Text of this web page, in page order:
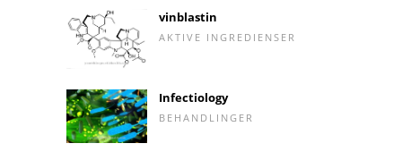
vinblastin
AKTIVE INGREDIENSER
Infectiology
BEHANDLINGER